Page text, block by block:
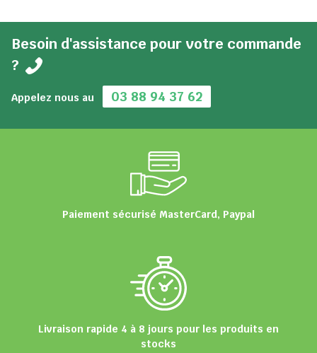
Besoin d'assistance pour votre commande
?
Appelez nous au 03 88 94 37 62
Paiement sécurisé MasterCard, Paypal
Livraison rapide 4 à 8 jours pour les produits en
stocks